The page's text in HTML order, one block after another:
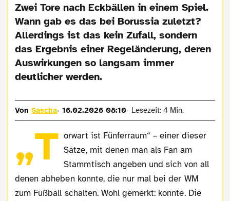
Zwei Tore nach Eckbällen in einem Spiel.
Wann gab es das bei Borussia zuletzt?
Allerdings ist das kein Zufall, sondern
das Ergebnis einer Regeländerung, deren
Auswirkungen so langsam immer
deutlicher werden.
VonSascha 16.02.2026 08:10 Lesezeit: 4 Min.
„T orwart ist Fünferraum“ – einer dieser
Sätze, mit denen man als Fan am
Stammtisch angeben und sich von all
denen abheben konnte, die nur mal bei der WM
zum Fußball schalten. Wohl gemerkt: konnte. Die